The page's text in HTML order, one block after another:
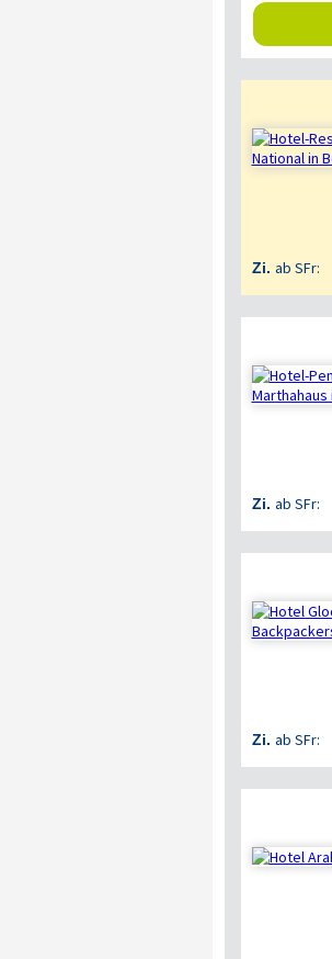
Zi. ab SFr:
Zi. ab SFr:
Zi. ab SFr: